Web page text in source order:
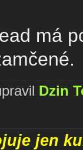
má
Dzin
jen